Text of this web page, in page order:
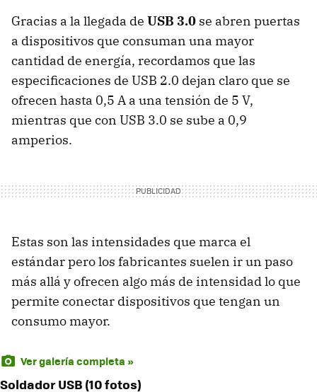
Gracias a la llegada de USB 3.0 se abren puertas
a dispositivos que consuman una mayor
cantidad de energía, recordamos que las
especificaciones de USB 2.0 dejan claro que se
ofrecen hasta 0,5 A a una tensión de 5 V,
mientras que con USB 3.0 se sube a 0,9
amperios.
Estas son las intensidades que marca el
estándar pero los fabricantes suelen ir un paso
más allá y ofrecen algo más de intensidad lo que
permite conectar dispositivos que tengan un
consumo mayor.
Ver galería completa »
Soldador USB (10 fotos)